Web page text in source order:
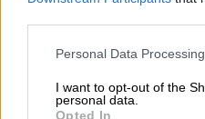
Please note that this website/
not limited to your visit or
grant or deny consent to
Personal Data
I want to opt-out of the
personal data.
Opted In
31χρονου.
Οι Αρχές συνεχίζουν
έπεσε
αφού σε διαφορετική